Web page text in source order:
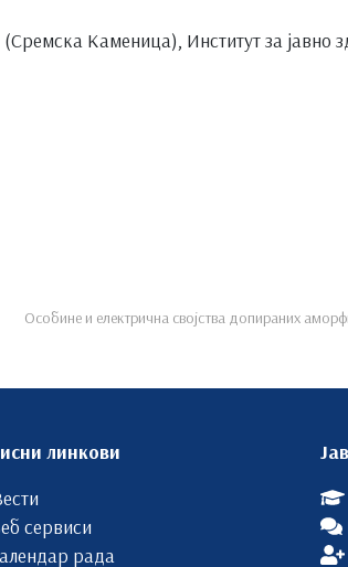
Каменица), Институт за јавно
Особине и електрична својства допираних
линкови
сервиси
рада